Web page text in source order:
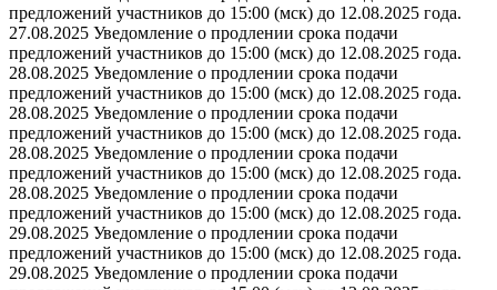
предложений участников до 15:00 (мск) до 12.08.2025 года.
27.08.2025 Уведомление о продлении срока подачи
предложений участников до 15:00 (мск) до 12.08.2025 года.
28.08.2025 Уведомление о продлении срока подачи
предложений участников до 15:00 (мск) до 12.08.2025 года.
28.08.2025 Уведомление о продлении срока подачи
предложений участников до 15:00 (мск) до 12.08.2025 года.
28.08.2025 Уведомление о продлении срока подачи
предложений участников до 15:00 (мск) до 12.08.2025 года.
28.08.2025 Уведомление о продлении срока подачи
предложений участников до 15:00 (мск) до 12.08.2025 года.
29.08.2025 Уведомление о продлении срока подачи
предложений участников до 15:00 (мск) до 12.08.2025 года.
29.08.2025 Уведомление о продлении срока подачи